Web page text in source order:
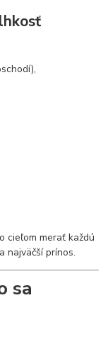
cieľom merať každú
najväčší prínos.
sa